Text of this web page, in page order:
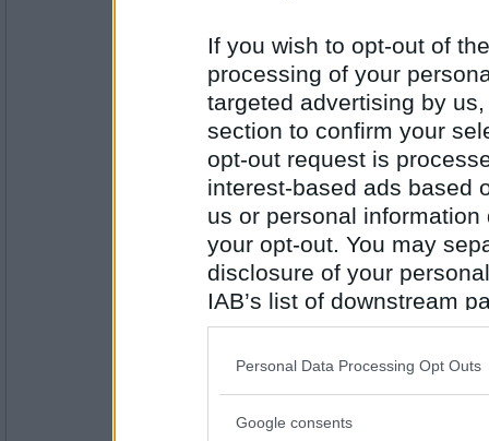
If you wish to opt-out of
processing of your
targeted advertising by
section to confirm your
opt-out request is
interest-based ads based
us or personal
your opt-out. You may
disclosure of your
IAB’s list of downstream
also be disclosed by us
Downstream Participants
Please note that this
Personal Data Processing Opt Outs
Google consents
Antal inlägg:
3583
Greta grus
27944
musik. Din omgivning tycks